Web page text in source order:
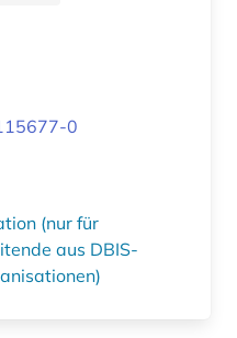
0
(nur für
aus DBIS-